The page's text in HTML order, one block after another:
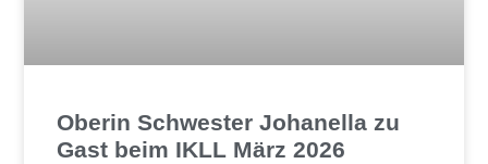
Oberin Schwester Johanella zu
Gast beim IKLL März 2026